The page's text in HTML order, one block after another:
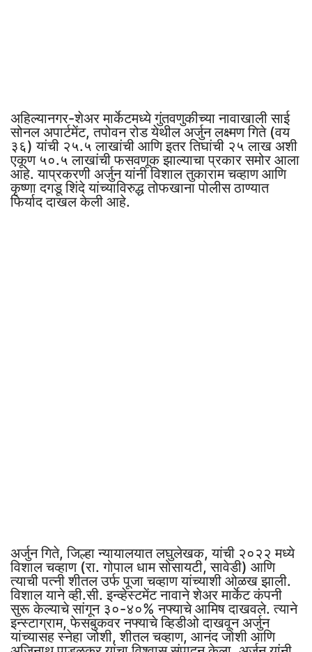
अहिल्यानगर-शेअर मार्केटमध्ये गुंतवणुकीच्या नावाखाली साई
सोनल अपार्टमेंट, तपोवन रोड येथील अर्जुन लक्ष्मण गिते (वय
३६) यांची २५.५ लाखांची आणि इतर तिघांची २५ लाख अशी
एकूण ५०.५ लाखांची फसवणूक झाल्याचा प्रकार समोर आला
आहे. याप्रकरणी अर्जुन यांनी विशाल तुकाराम चव्हाण आणि
कृष्णा दगडू शिंदे यांच्याविरुद्ध तोफखाना पोलीस ठाण्यात
फिर्याद दाखल केली आहे.
अर्जुन गिते, जिल्हा न्यायालयात लघुलेखक, यांची २०२२ मध्ये
विशाल चव्हाण (रा. गोपाल धाम सोसायटी, सावेडी) आणि
त्याची पत्नी शीतल उर्फ पूजा चव्हाण यांच्याशी ओळख झाली.
विशाल याने व्ही.सी. इन्व्हेस्टमेंट नावाने शेअर मार्केट कंपनी
सुरू केल्याचे सांगून ३०-४०% नफ्याचे आमिष दाखवले. त्याने
इन्स्टाग्राम, फेसबुकवर नफ्याचे व्हिडीओ दाखवून अर्जुन
यांच्यासह स्नेहा जोशी, शीतल चव्हाण, आनंद जोशी आणि